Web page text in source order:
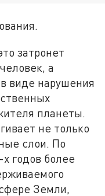
затронет
а
виде нарушения
планеты.
не только
слои. По
годов более
Земли,